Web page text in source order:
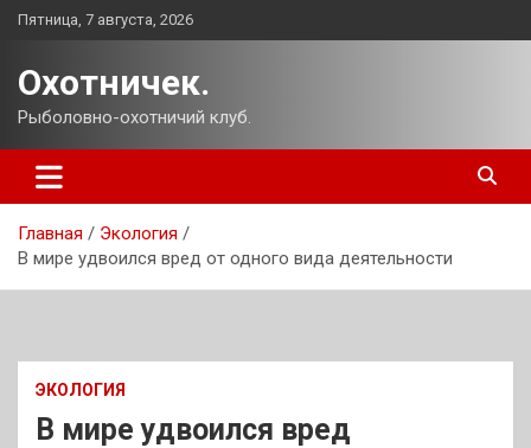
Перейти
Пятница, 7 августа, 2026
Охотничек.
Рыболовно-охотничий клуб.
Главная
Экология
В мире удвоился вред от одного вида деятельности
ЭКОЛОГИЯ
В мире удвоился вред